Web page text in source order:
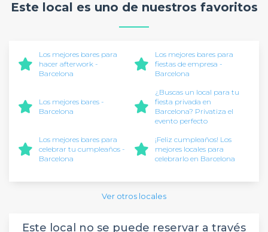
Este local es uno de nuestros favoritos
Los mejores bares para
hacer afterwork -
Barcelona
Los mejores bares para
fiestas de empresa -
Barcelona
Los mejores bares -
Barcelona
¿Buscas un local para tu
fiesta privada en
Barcelona? Privatiza el
evento perfecto
Los mejores bares para
celebrar tu cumpleaños -
Barcelona
¡Feliz cumpleaños! Los
mejores locales para
celebrarlo en Barcelona
Ver otros locales
Este local no se puede reservar a través